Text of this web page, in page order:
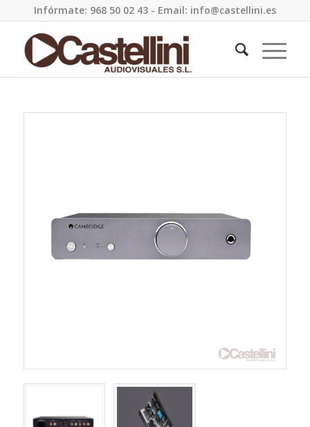
Infórmate: 968 50 02 43 - Email: info@castellini.es